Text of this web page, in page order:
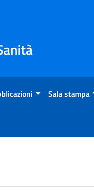
Sala stampa